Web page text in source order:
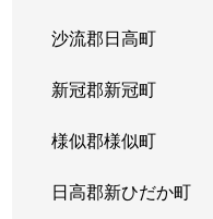
沙流郡日高町
新冠郡新冠町
様似郡様似町
日高郡新ひだか町